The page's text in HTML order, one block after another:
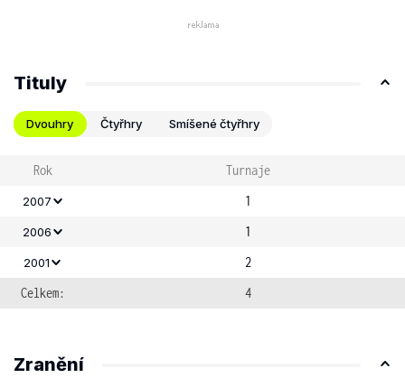
Tituly
Dvouhry Čtyřhry Smíšené čtyřhry
Rok Turnaje
2007 1
2006 1
2001
2
Celkem:
4
Zranění